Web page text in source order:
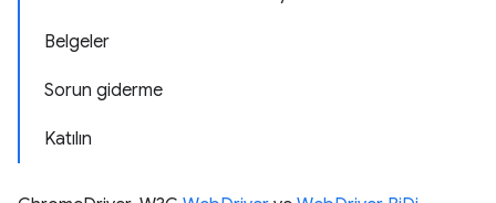
Belgeler
Sorun giderme
Katılın